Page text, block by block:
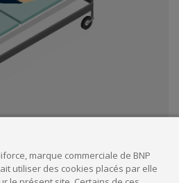
marque commerciale de BNP
utiliser des cookies placés par elle